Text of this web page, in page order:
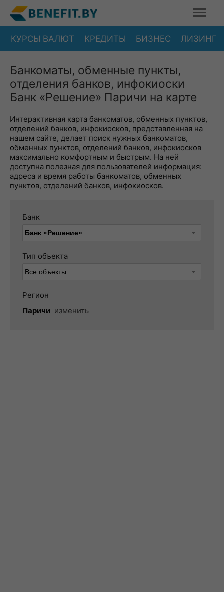
КУРСЫ ВАЛЮТ КРЕДИТЫ БИЗНЕС ЛИЗИНГ
Банкоматы, обменные пункты,
отделения банков, инфокиоски
Банк «Решение» Паричи на карте
Интерактивная карта банкоматов, обменных пунктов,
отделений банков, инфокиосков, представленная на
нашем сайте, делает поиск нужных банкоматов,
обменных пунктов, отделений банков, инфокиосков
максимально комфортным и быстрым. На ней
доступна полезная для пользователей информация:
адреса и время работы банкоматов, обменных
пунктов, отделений банков, инфокиосков.
Банк
Тип объекта
Регион
Паричи изменить